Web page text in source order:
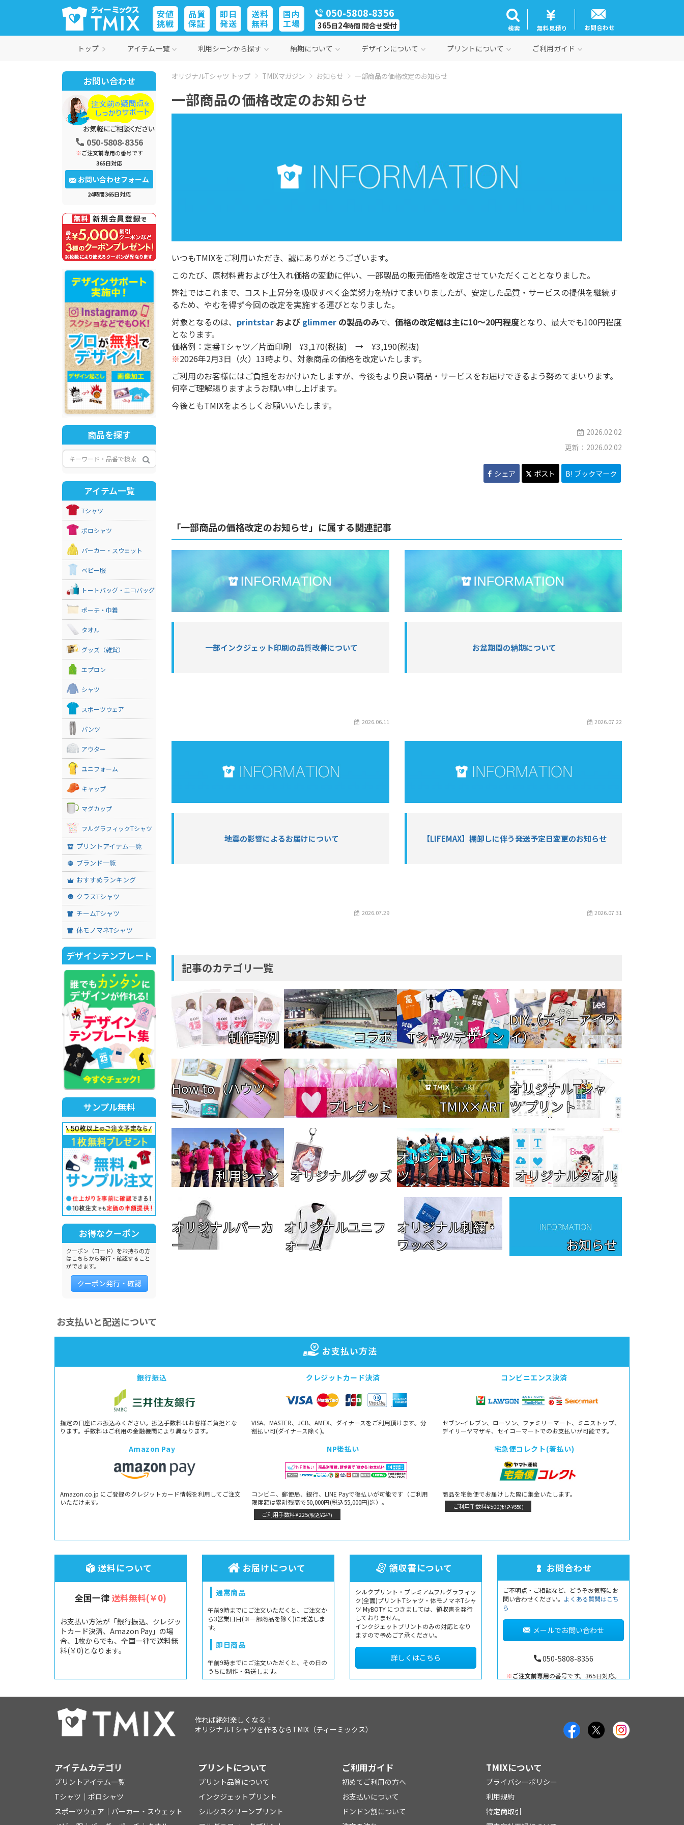
050-5808-8356
365日24時間 問合せ受付
安値
挑戦
品質
保証
即日
発送
送料
無料
国内
工場 検索 無料見積り お問合わせ
トップ アイテム一覧 利用シーンから探す 納期について デザインについて プリントについて ご利用ガイド
オリジナルTシャツ トップ TMIXマガジン お知らせ 一部商品の価格改定のお知らせ
一部商品の価格改定のお知らせ
いつもTMIXをご利用いただき、誠にありがとうございます。
このたび、原材料費および仕入れ価格の変動に伴い、一部製品の販売価格を改定させていただくこととなりました。
弊社ではこれまで、コスト上昇分を吸収すべく企業努力を続けてまいりましたが、安定した品質・サービスの提供を継続す
るため、やむを得ず今回の改定を実施する運びとなりました。
対象となるのは、 printstar および glimmer の製品のみで、 価格の改定幅は主に10～20円程度となり、最大でも100円程度
となります。
価格例：定番Tシャツ／片面印刷 ¥3,170(税抜) → ¥3,190(税抜)
※2026年2月3日（火）13時より、対象商品の価格を改定いたします。
ご利用のお客様にはご負担をおかけいたしますが、今後もより良い商品・サービスをお届けできるよう努めてまいります。
何卒ご理解賜りますようお願い申し上げます。
今後ともTMIXをよろしくお願いいたします。
2026.02.02
更新：2026.02.02
シェア ポスト B! ブックマーク
「一部商品の価格改定のお知らせ」に属する関連記事
一部インクジェット印刷の品質改善について
2026.06.11
お盆期間の納期について
2026.07.22
地震の影響によるお届けについて
2026.07.29
【LIFEMAX】棚卸しに伴う発送予定日変更のお知らせ
2026.07.31
記事のカテゴリ一覧
制作事例 コラボ Tシャツデザイン
DIY（ディーアイワ
イ）
How to（ハウツ
ー）
プレゼント TMIX×ART
オリジナルTシャ
ツ プリント
利用シーン オリジナルグッズ
オリジナルTシャ
ツ
オリジナルタオル
オリジナルパーカ
ー
オリジナルユニフ
ォーム
オリジナル刺繍・
ワッペン
お知らせ
お問い合わせ
050-5808-8356
※ご注文前専用の番号です
365日対応
お問い合わせフォーム
24時間365日対応
商品を探す
アイテム一覧
Tシャツ
ポロシャツ
パーカー・スウェット
ベビー服
トートバッグ・エコバッグ
ポーチ・巾着
タオル
グッズ（雑貨）
エプロン
シャツ
スポーツウェア
パンツ
アウター
ユニフォーム
キャップ
マグカップ
フルグラフィックTシャツ
プリントアイテム一覧
ブランド一覧
おすすめランキング
クラスTシャツ
チームTシャツ
体モノマネTシャツ
デザインテンプレート
サンプル無料
お得なクーポン
クーポン（コード）をお持ちの方
はこちらから発行・確認すること
ができます。
クーポン発行・確認
お支払いと配送について
お支払い方法
銀行振込
指定の口座にお振込みください。振込手数料はお客様ご負担とな
ります。手数料はご利用の金融機関により異なります。
クレジットカード決済
VISA、MASTER、JCB、AMEX、ダイナースをご利用頂けます。分
割払い可(ダイナース除く)。
コンビニエンス決済
セブン-イレブン、ローソン、ファミリーマート、ミニストップ、
デイリーヤマザキ、セイコーマートでのお支払いが可能です。
Amazon Pay
Amazon.co.jp にご登録のクレジットカード情報を利用してご注文
いただけます。
NP後払い
コンビニ、郵便局、銀行、LINE Payで後払いが可能です（ご利用
限度額は累計残高で50,000円(税込55,000円)迄）。
ご利用手数料¥225(税込¥247)
宅急便コレクト(着払い)
商品を宅急便でお届けした際に集金いたします。
ご利用手数料¥500(税込¥550)
送料について
全国一律 送料無料(￥0)
お支払い方法が「銀行振込、クレジッ
トカード決済、Amazon Pay」の場
合、1枚からでも、全国一律で送料無
料(￥0)となります。
お届けについて
通常商品
午前9時までにご注文いただくと、ご注文か
ら3営業日目(※一部商品を除く)に発送しま
す。
即日商品
午前9時までにご注文いただくと、その日の
うちに制作・発送します。
領収書について
シルクプリント・プレミアムフルグラフィッ
ク(全面)プリントTシャツ・体モノマネTシャ
ツ MyBOTY につきましては、領収書を発行
しておりません。
インクジェットプリントのみの対応となり
ますので予めご了承ください。
詳しくはこちら
お問合わせ
ご不明点・ご相談など、どうぞお気軽にお
問い合わせください。 よくある質問はこち
ら
メールでお問い合わせ
050-5808-8356
※ご注文前専用の番号です。365日対応。
作れば絶対楽しくなる！
オリジナルTシャツを作るならTMIX（ティーミックス）
アイテムカテゴリ
プリントアイテム一覧
Tシャツ │ ポロシャツ
スポーツウェア │ パーカー・スウェット
プリントについて
プリント品質について
インクジェットプリント
シルクスクリーンプリント
ご利用ガイド
初めてご利用の方へ
お支払いについて
ドンドン割について
TMIXについて
プライバシーポリシー
利用規約
特定商取引